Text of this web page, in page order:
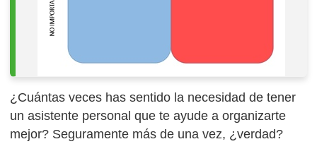
¿Cuántas veces has sentido la necesidad de tener
un asistente personal que te ayude a organizarte
mejor? Seguramente más de una vez, ¿verdad?